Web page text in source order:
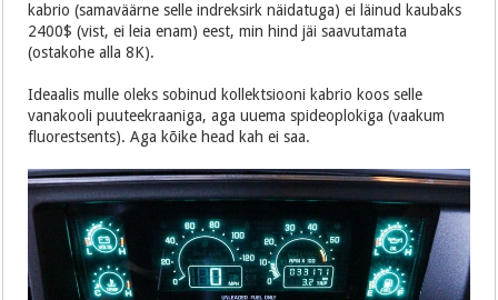
kabrio (samaväärne selle indreksirk näidatuga) ei läinud kaubaks
2400$ (vist, ei leia enam) eest, min hind jäi saavutamata
(ostakohe alla 8K).
Ideaalis mulle oleks sobinud kollektsiooni kabrio koos selle
vanakooli puuteekraaniga, aga uuema spideoplokiga (vaakum
fluorestsents). Aga kõike head kah ei saa.